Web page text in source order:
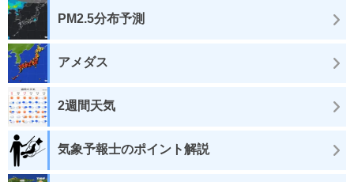
PM2.5分布予測
アメダス
2週間天気
気象予報士のポイント解説